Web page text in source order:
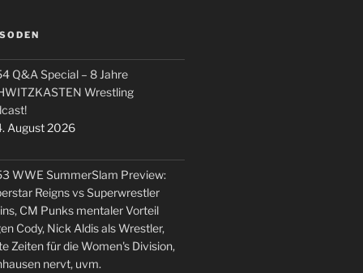
Q&A Special – 8 Jahre
Wrestling
August 2026
WWE SummerSlam Preview:
Reigns vs Superwrestler
CM Punks mentaler Vorteil
Cody, Nick Aldis als Wrestler,
Zeiten für die Women's Division,
nervt, uvm.